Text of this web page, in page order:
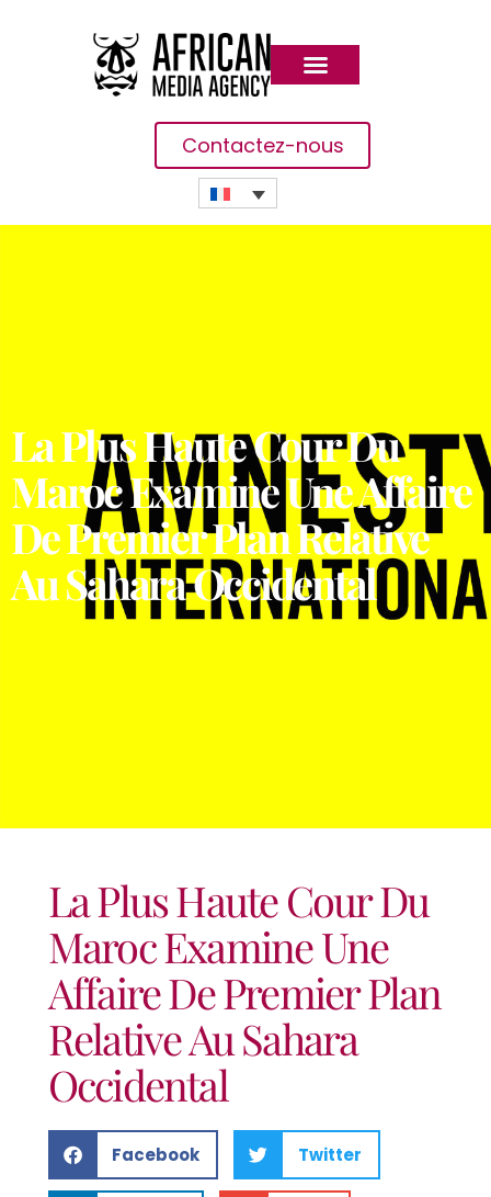
Contactez-nous
La Plus Haute Cour Du
Maroc Examine Une Affaire
De Premier Plan Relative
Au Sahara Occidental
La Plus Haute Cour Du
Maroc Examine Une
Affaire De Premier Plan
Relative Au Sahara
Occidental
Facebook Twitter